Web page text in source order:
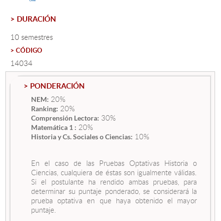
Funcionarios
Alumni
English
> DURACIÓN
10 semestres
> CÓDIGO
14034
> PONDERACIÓN
NEM: 20%
Ranking: 20%
Comprensión Lectora: 30%
Matemática 1 : 20%
Historia y Cs. Sociales o Ciencias: 10%
En el caso de las Pruebas Optativas Historia o
Ciencias, cualquiera de éstas son igualmente válidas.
Si el postulante ha rendido ambas pruebas, para
determinar su puntaje ponderado, se considerará la
prueba optativa en que haya obtenido el mayor
puntaje.